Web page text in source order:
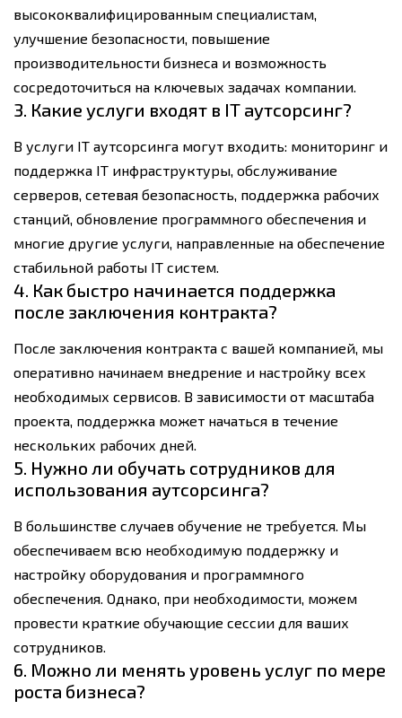
высококвалифицированным специалистам,
улучшение безопасности, повышение
производительности бизнеса и возможность
сосредоточиться на ключевых задачах компании.
3. Какие услуги входят в IT аутсорсинг?
В услуги IT аутсорсинга могут входить: мониторинг и
поддержка IT инфраструктуры, обслуживание
серверов, сетевая безопасность, поддержка рабочих
станций, обновление программного обеспечения и
многие другие услуги, направленные на обеспечение
стабильной работы IT систем.
4. Как быстро начинается поддержка
после заключения контракта?
После заключения контракта с вашей компанией, мы
оперативно начинаем внедрение и настройку всех
необходимых сервисов. В зависимости от масштаба
проекта, поддержка может начаться в течение
нескольких рабочих дней.
5. Нужно ли обучать сотрудников для
использования аутсорсинга?
В большинстве случаев обучение не требуется. Мы
обеспечиваем всю необходимую поддержку и
настройку оборудования и программного
обеспечения. Однако, при необходимости, можем
провести краткие обучающие сессии для ваших
сотрудников.
6. Можно ли менять уровень услуг по мере
роста бизнеса?